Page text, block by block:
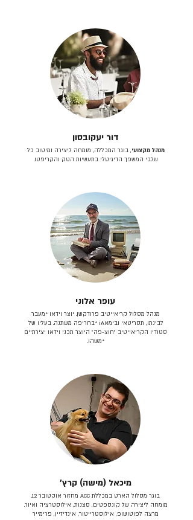
דור יעקובסון
מנהל מקצועי, בוגר המכללה, מומחה ליצירה ומיטוב כל
שלבי המשפך הדיגיטלי בתעשיות הטק והקריפטו.
עופר אלוני
מנהל מסלול קריאייטיב פרודקשן. יוצר וידאו *מעבר
לבינתו, תסריטאי וב​ימאiA‎ *בחריפה משתנה. בעליו של
סטודיו הקריאייטיב ״חוצ-פה״ היוצר תכני וידאו יצירתיים
*משהו.
מיכאל (מישה) קרץ׳
בוגר מסלול הארט במכללת ACC מחזור אוקטובר 12.
מומחה ליצירה של קונספטים, סצנות, אילוסטרציה ואיור.
מרצה לפוטושופ, אילוסטרייטור, אינדיזיין, פרימייר